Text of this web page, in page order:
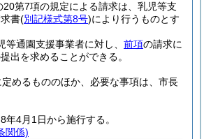
20第7項の規定による請求は、乳児等支
書(別記様式第8号)により行うものとす
等通園支援事業者に対し、 前項の請求に
出を求めることができる。
定めるもののほか、必要な事項は、市長
年4月1日から施行する。
関係)